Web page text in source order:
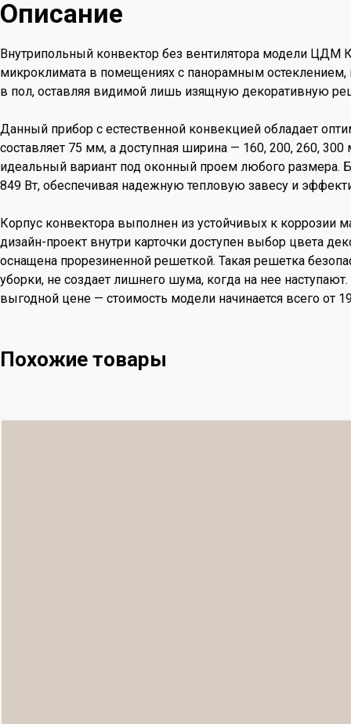
Описание
Внутрипольный конвектор без вентилятора модели
микроклимата в помещениях с панорамным
в пол, оставляя видимой лишь изящную декоративную
Данный прибор с естественной конвекцией обладает
составляет 75 мм, а доступная ширина — 160, 200, 260,
идеальный вариант под оконный проем любого размера.
849 Вт, обеспечивая надежную тепловую завесу и
Корпус конвектора выполнен из устойчивых к коррозии
дизайн-проект внутри карточки доступен выбор цвета
оснащена прорезиненной решеткой. Такая решетка
уборки, не создает лишнего шума, когда на нее
выгодной цене — стоимость модели начинается всего от
Похожие товары